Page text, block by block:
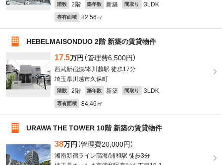
階数 2階 築年数 新築 間取り 3LDK
専有面積 82.56㎡
HEBELMAISONDUO 2階 新築の賃貸物件
17.5万円 （管理費6,500円）
西武新宿線/本川越駅 徒歩17分
埼玉県川越市久保町
階数 2階 築年数 新築 間取り 3LDK
専有面積 84.46㎡
URAWA THE TOWER 10階 新築の賃貸物件
38万円 （管理費20,000円）
湘南新宿ライン高海/浦和駅 徒歩3分